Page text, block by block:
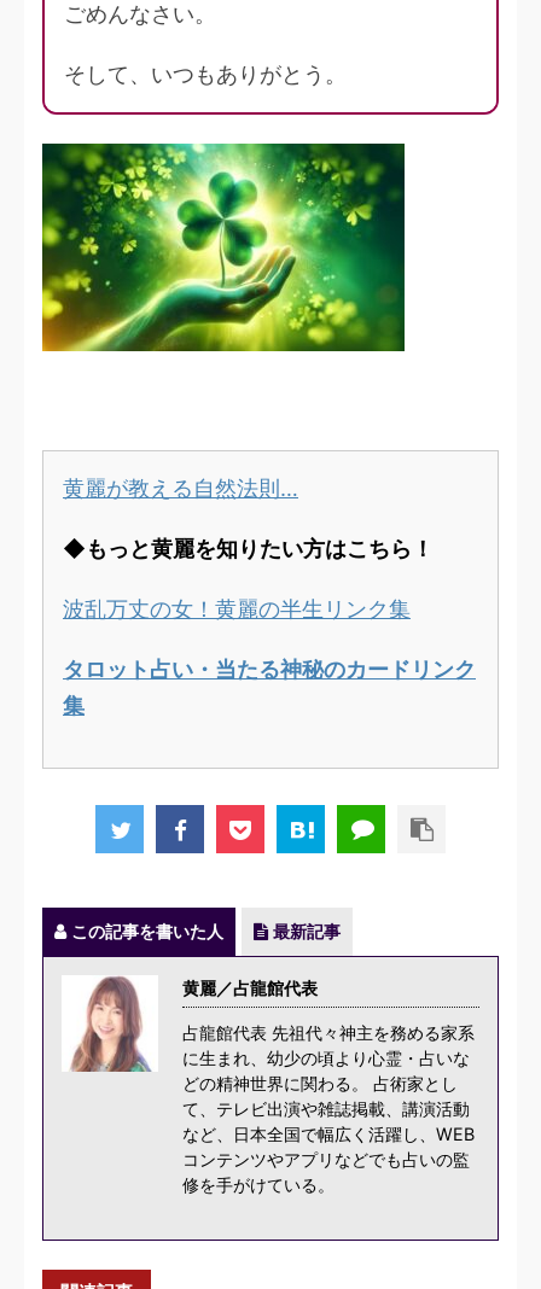
ごめんなさい。
そして、いつもありがとう。
黄麗が教える自然法則…
◆もっと黄麗を知りたい方はこちら！
波乱万丈の女！黄麗の半生リンク集
タロット占い・当たる神秘のカードリンク
集
この記事を書いた人 最新記事
黄麗／占龍館代表
占龍館代表 先祖代々神主を務める家系
に生まれ、幼少の頃より心霊・占いな
どの精神世界に関わる。 占術家とし
て、テレビ出演や雑誌掲載、講演活動
など、日本全国で幅広く活躍し、WEB
コンテンツやアプリなどでも占いの監
修を手がけている。